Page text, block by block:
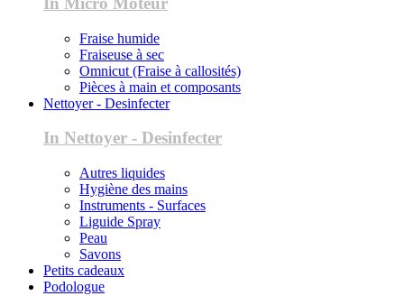
Fraise humide
Fraiseuse à sec
Omnicut (Fraise à callosités)
Pièces à main et composants
Nettoyer - Desinfecter
In Nettoyer - Desinfecter
Autres liquides
Hygiène des mains
Instruments - Surfaces
Liguide Spray
Peau
Savons
Petits cadeaux
Podologue